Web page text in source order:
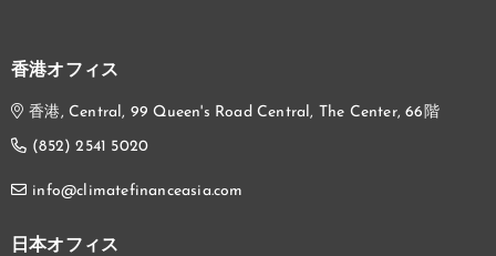
香港オフィス
香港, Central, 99 Queen's Road Central, The Center, 66階
(852) 2541 5020
info@climatefinanceasia.com
日本オフィス